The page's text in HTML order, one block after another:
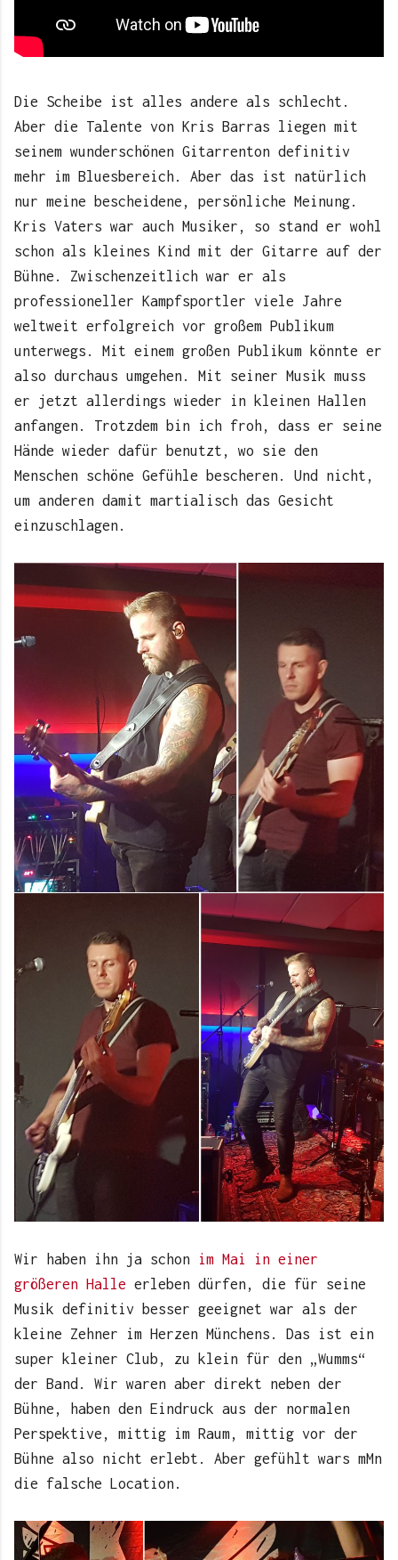
Die Scheibe ist alles andere als schlecht.
Aber die Talente von Kris Barras liegen mit
seinem wunderschönen Gitarrenton definitiv
mehr im Bluesbereich. Aber das ist natürlich
nur meine bescheidene, persönliche Meinung.
Kris Vaters war auch Musiker, so stand er wohl
schon als kleines Kind mit der Gitarre auf der
Bühne. Zwischenzeitlich war er als
professioneller Kampfsportler viele Jahre
weltweit erfolgreich vor großem Publikum
unterwegs. Mit einem großen Publikum könnte er
also durchaus umgehen. Mit seiner Musik muss
er jetzt allerdings wieder in kleinen Hallen
anfangen. Trotzdem bin ich froh, dass er seine
Hände wieder dafür benutzt, wo sie den
Menschen schöne Gefühle bescheren. Und nicht,
um anderen damit martialisch das Gesicht
einzuschlagen.
Wir haben ihn ja schon im Mai in einer
größeren Halle erleben dürfen, die für seine
Musik definitiv besser geeignet war als der
kleine Zehner im Herzen Münchens. Das ist ein
super kleiner Club, zu klein für den „Wumms“
der Band. Wir waren aber direkt neben der
Bühne, haben den Eindruck aus der normalen
Perspektive, mittig im Raum, mittig vor der
Bühne also nicht erlebt. Aber gefühlt wars mMn
die falsche Location.